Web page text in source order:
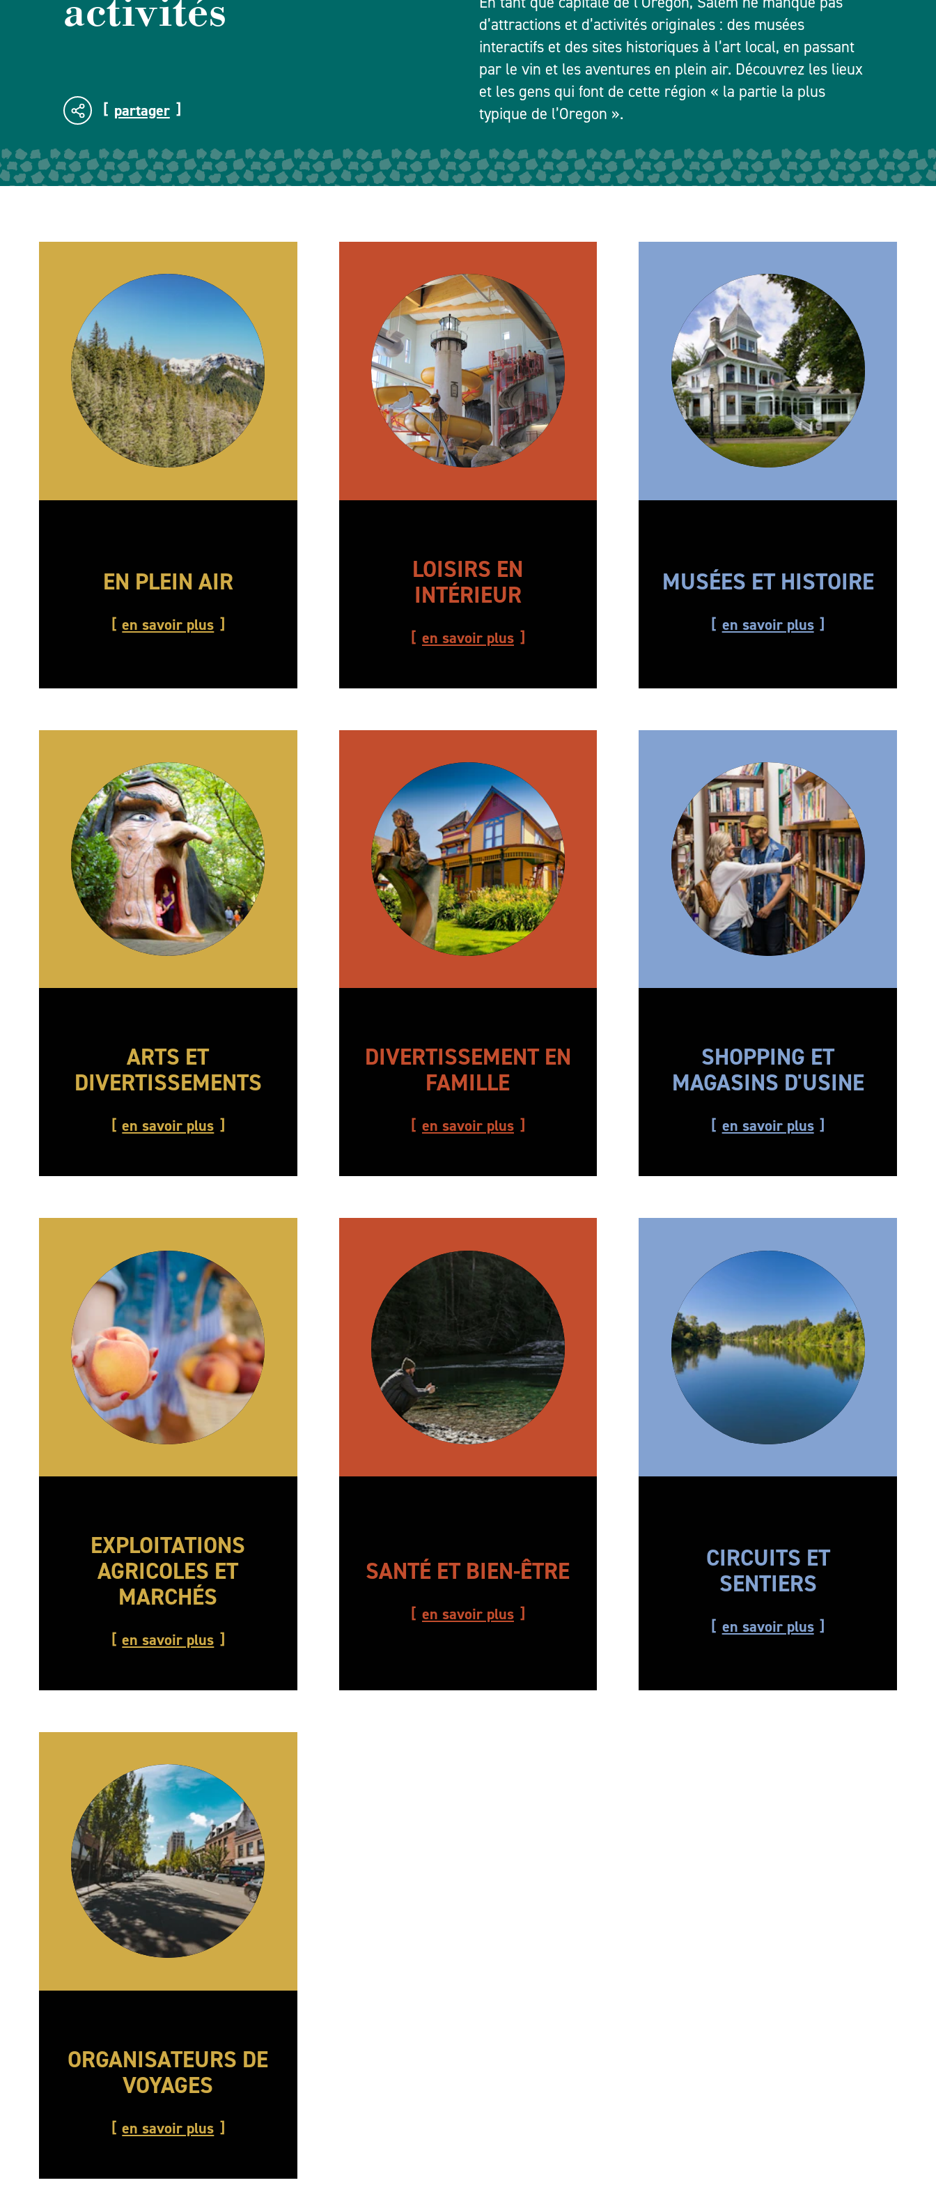
partager
d’attractions et d’activités originales : des musées
interactifs et des sites historiques à l’art local, en passant
par le vin et les aventures en plein air. Découvrez les lieux
et les gens qui font de cette région « la partie la plus
typique de l’Oregon ».
EN PLEIN AIR
en savoir plus
LOISIRS EN
INTÉRIEUR
en savoir plus
MUSÉES ET HISTOIRE
en savoir plus
ARTS ET
DIVERTISSEMENTS
en savoir plus
DIVERTISSEMENT EN
FAMILLE
en savoir plus
SHOPPING ET
MAGASINS D'USINE
en savoir plus
EXPLOITATIONS
AGRICOLES ET
MARCHÉS
en savoir plus
SANTÉ ET BIEN-ÊTRE
en savoir plus
CIRCUITS ET
SENTIERS
en savoir plus
ORGANISATEURS DE
VOYAGES
en savoir plus